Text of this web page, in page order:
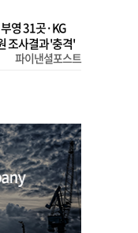
영 31곳·KG
조사결과 '충격'
파이낸셜포스트